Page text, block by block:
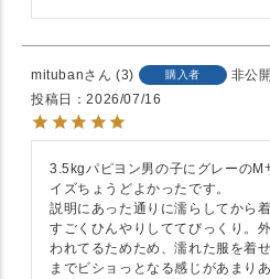
mituban 3 購入者
非公開
投稿日
2026/07/16
3.5kgパピヨン男の子にグレーのM
イズちょうどよかったです。
説明にあった通りに濡らしてから
すごくひんやりしててびっくり。
われてるためため、濡れた服を着
までビショっとなる感じがあまり